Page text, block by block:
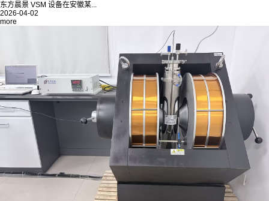
东方晨景 VSM 设备在安徽某...
2026-04-02
more